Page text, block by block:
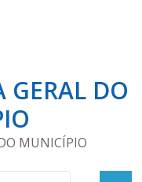
GERAL DO
MUNICÍPIO